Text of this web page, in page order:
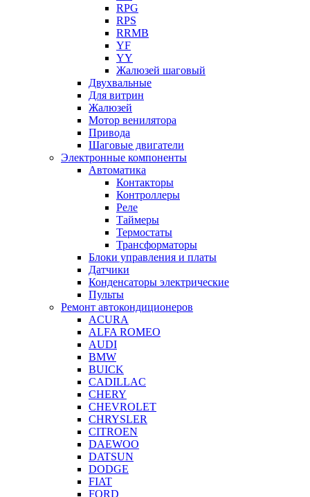
RPG
RPS
RRMB
YF
YY
Жалюзей шаговый
Двухвальные
Для витрин
Жалюзей
Мотор венилятора
Привода
Шаговые двигатели
Электронные компоненты
Автоматика
Контакторы
Контроллеры
Реле
Таймеры
Термостаты
Трансформаторы
Блоки управления и платы
Датчики
Конденсаторы электрические
Пульты
Ремонт автокондиционеров
ACURA
ALFA ROMEO
AUDI
BMW
BUICK
CADILLAC
CHERY
CHEVROLET
CHRYSLER
CITROEN
DAEWOO
DATSUN
DODGE
FIAT
FORD